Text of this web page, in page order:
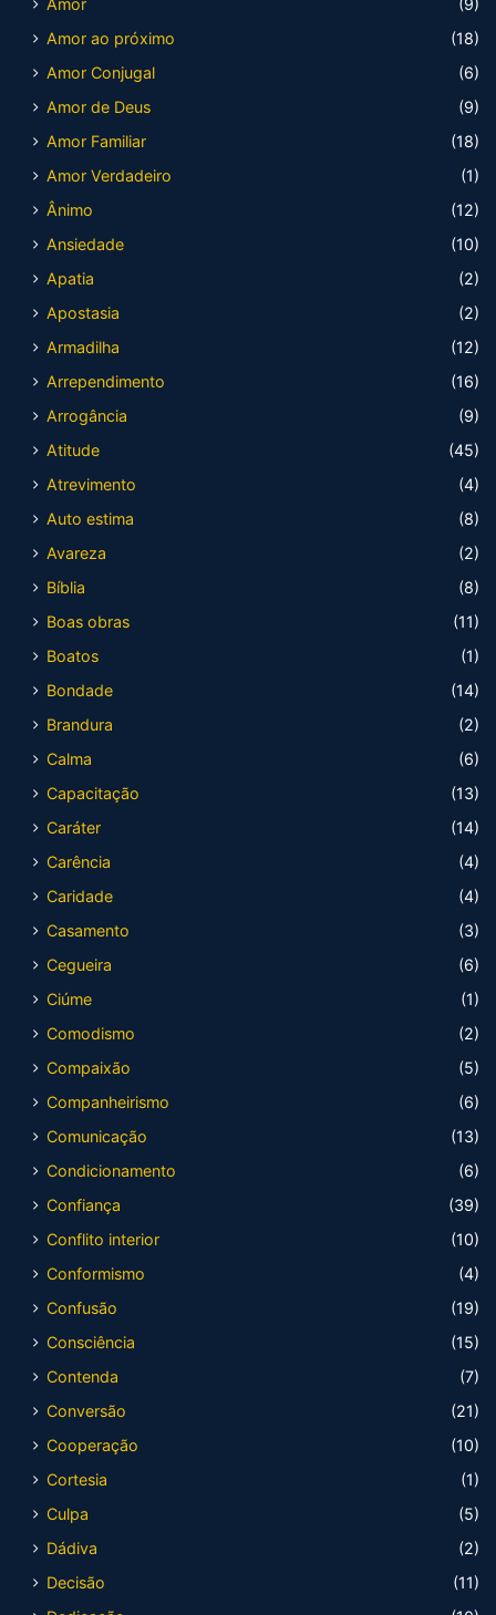
Amor ao próximo
(18)
Amor Conjugal
(6)
Amor de Deus
(9)
Amor Familiar
(18)
Amor Verdadeiro
(1)
Ânimo
(12)
Ansiedade
(10)
Apatia
(2)
Apostasia
(2)
Armadilha
(12)
Arrependimento
(16)
Arrogância
(9)
Atitude
(45)
Atrevimento
(4)
Auto estima
(8)
Avareza
(2)
Bíblia
(8)
Boas obras
(11)
Boatos
(1)
Bondade
(14)
Brandura
(2)
Calma
(6)
Capacitação
(13)
Caráter
(14)
Carência
(4)
Caridade
(4)
Casamento
(3)
Cegueira
(6)
Ciúme
(1)
Comodismo
(2)
Compaixão
(5)
Companheirismo
(6)
Comunicação
(13)
Condicionamento
(6)
Confiança
(39)
Conflito interior
(10)
Conformismo
(4)
Confusão
(19)
Consciência
(15)
Contenda
(7)
Conversão
(21)
Cooperação
(10)
Cortesia
(1)
Culpa
(5)
Dádiva
(2)
Decisão
(11)